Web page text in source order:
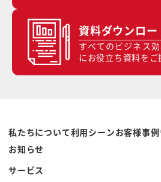
資料ダウンロー
すべてのビジネス
にお役立ち資料をご
私たちについて利用シーンお客様事例
お知らせ
サービス